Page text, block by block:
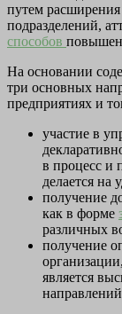
путем расширения
подразделений,
способов
На основании
три основных
предприятиях и
участие в
в процесс и
делается на
получение
как в форме
различных
получение
является